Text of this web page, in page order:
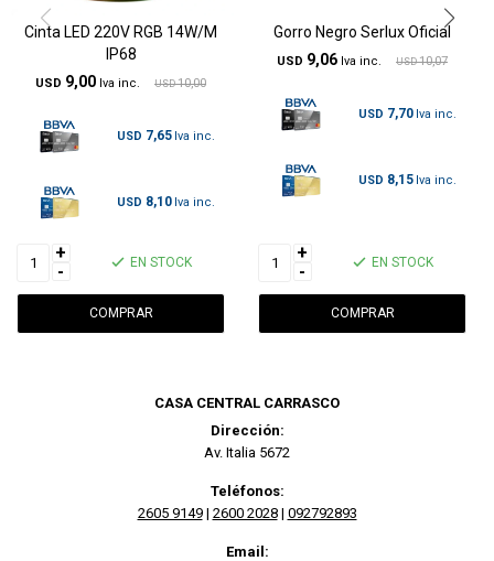
Cinta LED 220V RGB 14W/M
IP68
USD 9,00 USD 10,00
USD 7,65
USD 8,10
+
-
EN STOCK
Gorro Negro Serlux Oficial
USD 9,06 USD 10,07
USD 7,70
USD 8,15
+
-
EN STOCK
CASA CENTRAL CARRASCO
Dirección:
Av. Italia 5672
Teléfonos:
2605 9149| 2600 2028| 092792893
Email: